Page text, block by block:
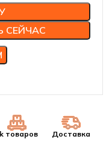
СЕЙЧАС
товаров Доставка